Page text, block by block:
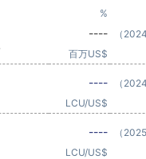
%
----
百万US$
（
----
LCU/US$
（
----
LCU/US$
（